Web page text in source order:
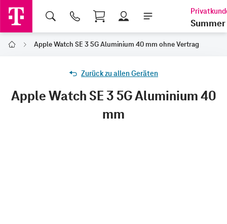
Shopping Cart
Summer
Home Apple Watch SE 3 5G Aluminium 40 mm ohne Vertrag
Zurück zu allen Geräten
Apple Watch SE 3 5G Aluminium 40
mm